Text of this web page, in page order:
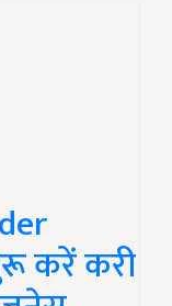
करें करी